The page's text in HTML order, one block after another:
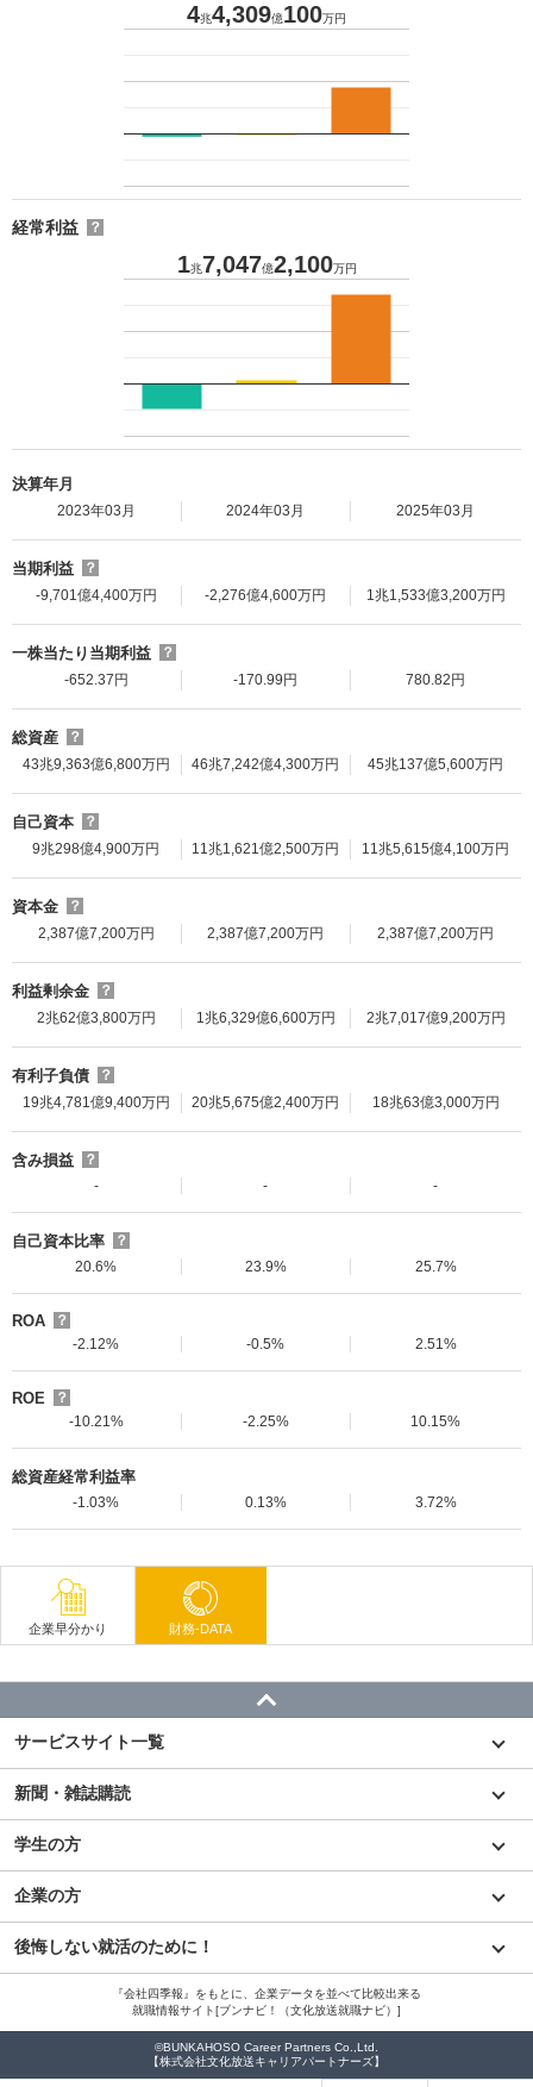
4兆4,309億100万円
経常利益 ？
1兆7,047億2,100万円
決算年月
2023年03月 2024年03月 2025年03月
当期利益
？
-9,701億4,400万円
-2,276億4,600万円 1兆1,533億3,200万円
一株当たり当期利益
？
-652.37円
-170.99円 780.82円
総資産
？
43兆9,363億6,800万円
46兆7,242億4,300万円 45兆137億5,600万円
自己資本
？
9兆298億4,900万円
11兆1,621億2,500万円 11兆5,615億4,100万円
資本金
？
2,387億7,200万円
2,387億7,200万円 2,387億7,200万円
利益剰余金
？
2兆62億3,800万円
1兆6,329億6,600万円 2兆7,017億9,200万円
有利子負債
？
19兆4,781億9,400万円
20兆5,675億2,400万円 18兆63億3,000万円
含み損益
？
-
- -
自己資本比率
？
20.6%
23.9% 25.7%
ROA
？
-2.12%
-0.5% 2.51%
ROE
？
-10.21%
-2.25% 10.15%
総資産経常利益率
-1.03% 0.13% 3.72%
企業早分かり 財務-DATA
サービスサイト一覧
新聞・雑誌購読
学生の方
企業の方
後悔しない就活のために！
『会社四季報』をもとに、企業データを並べて比較出来る
就職情報サイト[ブンナビ！（文化放送就職ナビ）]
©BUNKAHOSO Career Partners Co.,Ltd.
【株式会社文化放送キャリアパートナーズ】